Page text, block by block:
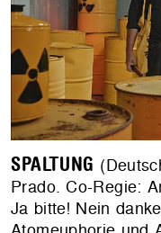
SPALTUNG
Prado. Co-Regie:
Ja bitte! Nein